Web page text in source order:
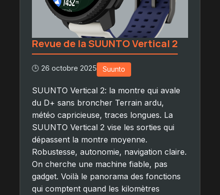
Revue de la SUUNTO Vertical 2
🕒 26 octobre 2025 Suunto
SUUNTO Vertical 2: la montre qui avale
du D+ sans broncher Terrain ardu,
météo capricieuse, traces longues. La
SUUNTO Vertical 2 vise les sorties qui
dépassent la montre moyenne.
Robustesse, autonomie, navigation claire.
On cherche une machine fiable, pas
gadget. Voilà le panorama des fonctions
qui comptent quand les kilomètres